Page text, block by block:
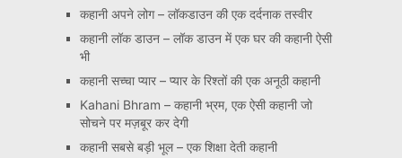
कहानी अपने लोग – लॉकडाउन की एक दर्दनाक तस्वीर
कहानी लॉक डाउन – लॉक डाउन में एक घर की कहानी ऐसी
भी
कहानी सच्चा प्यार – प्यार के रिश्तों की एक अनूठी कहानी
Kahani Bhram – कहानी भ्रम, एक ऐसी कहानी जो
सोचने पर मज़बूर कर देगी
कहानी सबसे बड़ी भूल – एक शिक्षा देती कहानी